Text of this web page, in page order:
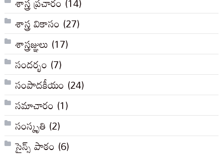
శాస్త్ర వికాసం (27)
శాస్త్రజ్ఞులు (17)
సందర్భం (7)
సంపాదకీయం (24)
సమాచారం (1)
సంస్కృతి (2)
సైన్స్ పాఠం (6)